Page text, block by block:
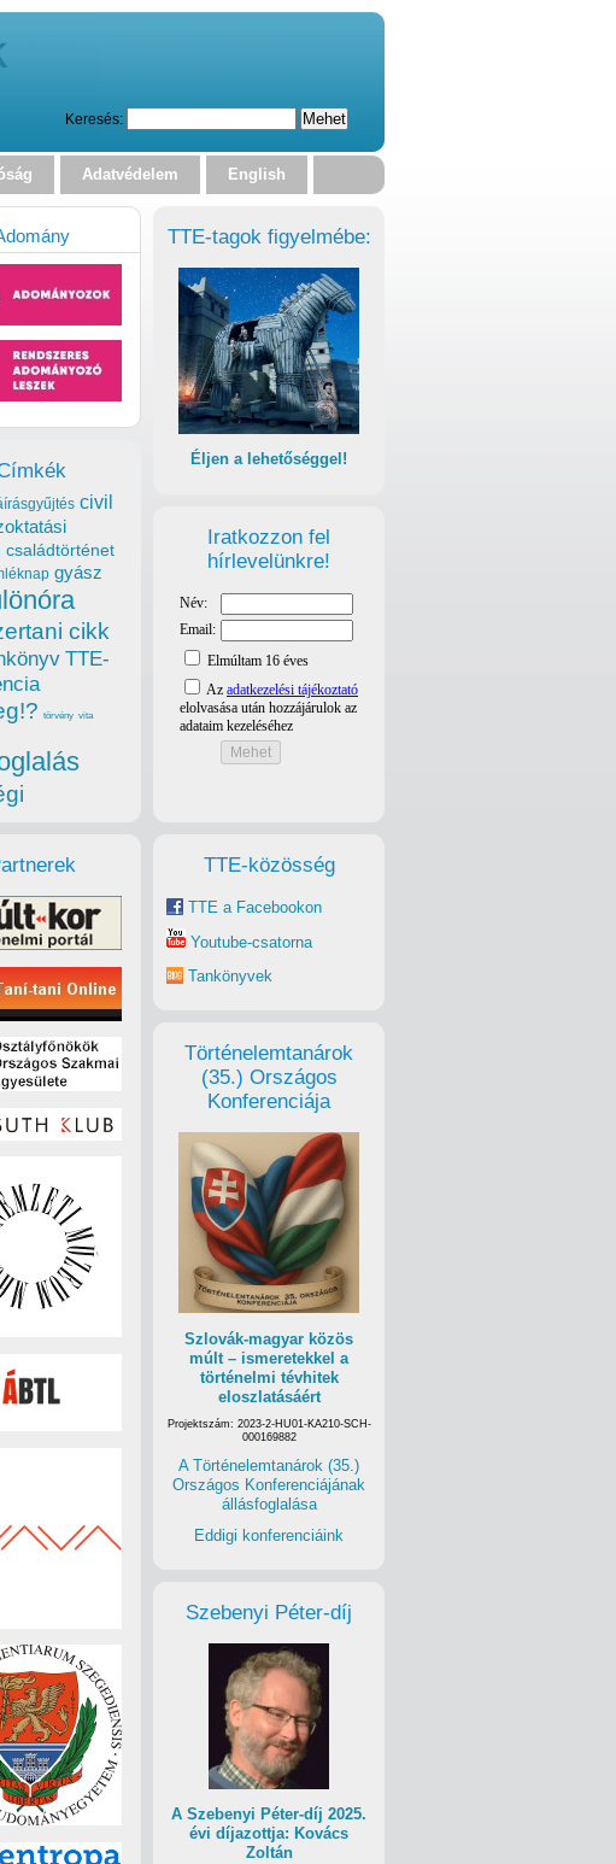
Keresés:
Adatvédelem English
TTE-tagok figyelmébe:
Éljen a lehetőséggel!
Iratkozzon fel
hírlevelünkre!
TTE-közösség
TTE a Facebookon
Youtube-csatorna
Tankönyvek
Történelemtanárok
(35.) Országos
Konferenciája
Szlovák-magyar közös
múlt – ismeretekkel a
történelmi tévhitek
eloszlatásáért
Projektszám: 2023-2-HU01-KA210-SCH-
000169882
A Történelemtanárok (35.)
Országos Konferenciájának
állásfoglalása
Eddigi konferenciáink
Szebenyi Péter-díj
A Szebenyi Péter-díj 2025.
évi díjazottja: Kovács
Zoltán
civil
családtörténet
gyász
cikk
TTE-
törvény vita